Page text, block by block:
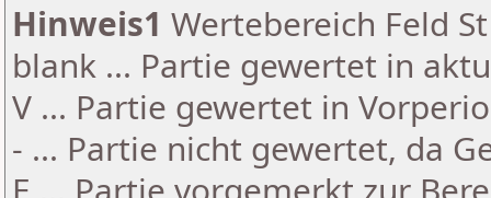
Hinweis1 Wertebereich Feld
blank ... Partie gewertet in
V ... Partie gewertet in
- ... Partie nicht gewertet, da